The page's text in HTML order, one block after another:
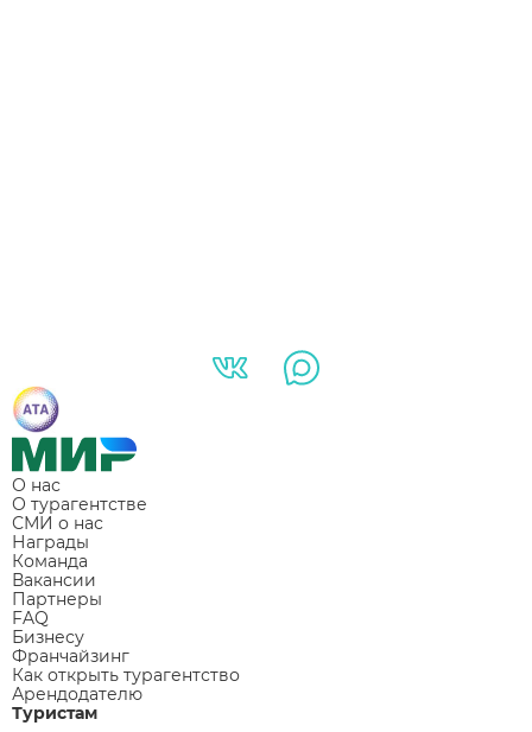
О нас
О турагентстве
СМИ о нас
Награды
Команда
Вакансии
Партнеры
FAQ
Бизнесу
Франчайзинг
Как открыть турагентство
Арендодателю
Туристам